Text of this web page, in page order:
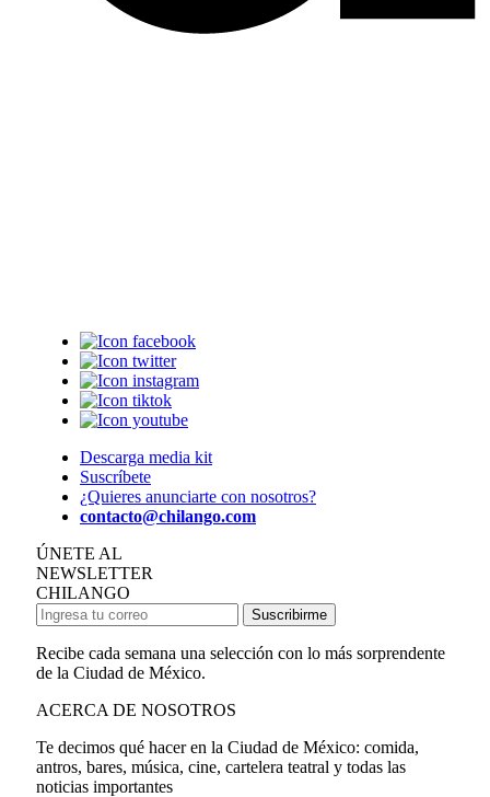
Descarga media kit
Suscríbete
¿Quieres anunciarte con nosotros?
contacto@chilango.com
ÚNETE AL
NEWSLETTER
CHILANGO
Suscribirme
Recibe cada semana una selección con lo más sorprendente
de la Ciudad de México.
ACERCA DE NOSOTROS
Te decimos qué hacer en la Ciudad de México: comida,
antros, bares, música, cine, cartelera teatral y todas las
noticias importantes